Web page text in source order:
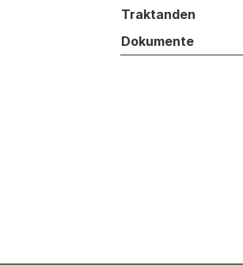
Traktanden
Dokumente